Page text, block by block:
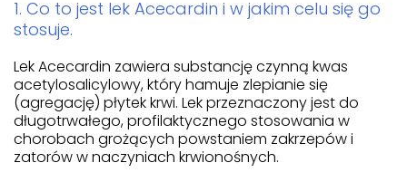
1. Co to jest lek Acecardin i w jakim celu się go
stosuje.
Lek Acecardin zawiera substancję czynną kwas
acetylosalicylowy, który hamuje zlepianie się
(agregację) płytek krwi. Lek przeznaczony jest do
długotrwałego, profilaktycznego stosowania w
chorobach grożących powstaniem zakrzepów i
zatorów w naczyniach krwionośnych.